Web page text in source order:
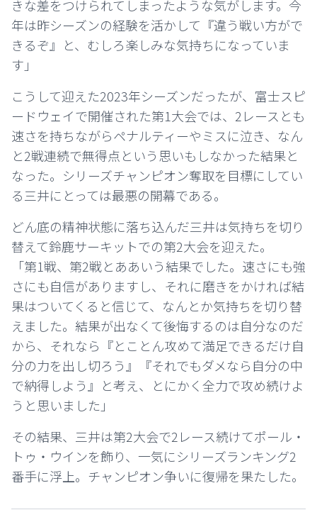
きな差をつけられてしまったような気がします。今
年は昨シーズンの経験を活かして『違う戦い方がで
きるぞ』と、むしろ楽しみな気持ちになっていま
す」
こうして迎えた2023年シーズンだったが、富士スピ
ードウェイで開催された第1大会では、2レースとも
速さを持ちながらペナルティーやミスに泣き、なん
と2戦連続で無得点という思いもしなかった結果と
なった。シリーズチャンピオン奪取を目標にしてい
る三井にとっては最悪の開幕である。
どん底の精神状態に落ち込んだ三井は気持ちを切り
替えて鈴鹿サーキットでの第2大会を迎えた。
「第1戦、第2戦とああいう結果でした。速さにも強
さにも自信がありますし、それに磨きをかければ結
果はついてくると信じて、なんとか気持ちを切り替
えました。結果が出なくて後悔するのは自分なのだ
から、それなら『とことん攻めて満足できるだけ自
分の力を出し切ろう』『それでもダメなら自分の中
で納得しよう』と考え、とにかく全力で攻め続けよ
うと思いました」
その結果、三井は第2大会で2レース続けてポール・
トゥ・ウインを飾り、一気にシリーズランキング2
番手に浮上。チャンピオン争いに復帰を果たした。